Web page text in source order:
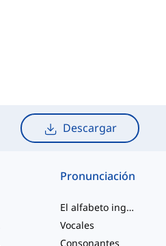
Descargar
Pronunciación
El alfabeto inglés
Vocales
Consonantes